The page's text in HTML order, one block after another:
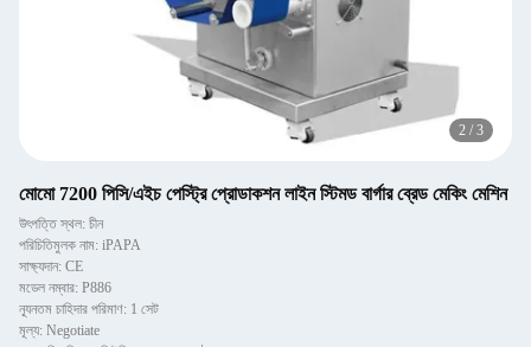
2 / 3
মোমো 7200 পিসি/এইচ পেস্ট্রি প্রোডাকশন লাইন স্টিমড বার্গার ব্রেড মেকিং মেশিন
উৎপত্তি স্থল: চীন
পরিচিতিমুলক নাম: iPAPA
সাক্ষ্যদান: CE
মডেল নম্বার: P886
ন্যূনতম চাহিদার পরিমাণ: 1 সেট
মূল্য: Negotiate